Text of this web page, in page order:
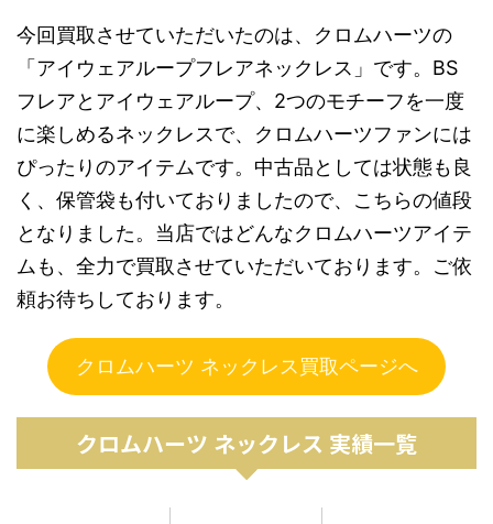
今回買取させていただいたのは、クロムハーツの
「アイウェアループフレアネックレス」です。BS
フレアとアイウェアループ、2つのモチーフを一度
に楽しめるネックレスで、クロムハーツファンには
ぴったりのアイテムです。中古品としては状態も良
く、保管袋も付いておりましたので、こちらの値段
となりました。当店ではどんなクロムハーツアイテ
ムも、全力で買取させていただいております。ご依
頼お待ちしております。
クロムハーツ ネックレス買取ページへ
クロムハーツ ネックレス 実績一覧